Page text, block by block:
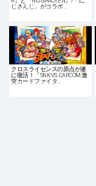
じさんじ」がコラボ…
クロスライセンスの原点が遂
に復活！「SNK VS. CAPCOM 激
突カードファイタ…